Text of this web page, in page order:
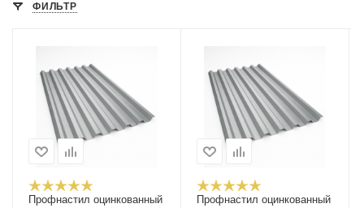
ФИЛЬТР
Профнастил оцинкованный
Профнастил оцинкованный